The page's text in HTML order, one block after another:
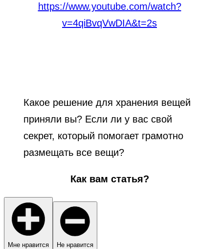
https://www.youtube.com/watch?
v=4qiBvqVwDIA&t=2s
Какое решение для хранения вещей
приняли вы? Если ли у вас свой
секрет, который помогает грамотно
размещать все вещи?
Как вам статья?
Мне нравится Не нравится